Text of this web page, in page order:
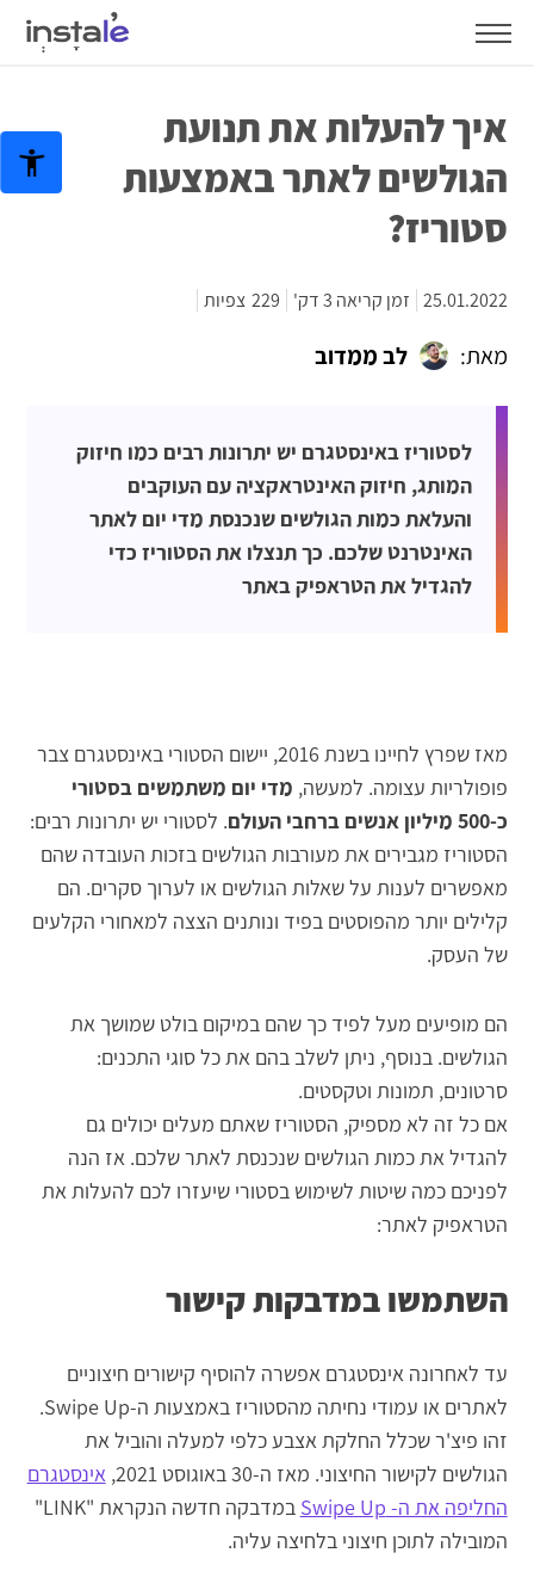
איך להעלות את תנועת
הגולשים לאתר באמצעות
סטוריז?
25.01.2022 זמן קריאה 3 דק' 229 צפיות
מאת: לב ממדוב
לסטוריז באינסטגרם יש יתרונות רבים כמו חיזוק
המותג, חיזוק האינטראקציה עם העוקבים
והעלאת כמות הגולשים שנכנסת מדי יום לאתר
האינטרנט שלכם. כך תנצלו את הסטוריז כדי
להגדיל את הטראפיק באתר
מאז שפרץ לחיינו בשנת 2016, יישום הסטורי באינסטגרם צבר
פופולריות עצומה. למעשה, מדי יום משתמשים בסטורי
כ-500 מיליון אנשים ברחבי העולם
. לסטורי יש יתרונות רבים:
הסטוריז מגבירים את מעורבות הגולשים בזכות העובדה שהם
מאפשרים לענות על שאלות הגולשים או לערוך סקרים. הם
קלילים יותר מהפוסטים בפיד ונותנים הצצה למאחורי הקלעים
של העסק.
הם מופיעים מעל לפיד כך שהם במיקום בולט שמושך את
הגולשים. בנוסף, ניתן לשלב בהם את כל סוגי התכנים:
סרטונים, תמונות וטקסטים.
אם כל זה לא מספיק, הסטוריז שאתם מעלים יכולים גם
להגדיל את כמות הגולשים שנכנסת לאתר שלכם. אז הנה
לפניכם כמה שיטות לשימוש בסטורי שיעזרו לכם להעלות את
הטראפיק לאתר:
השתמשו במדבקות קישור
עד לאחרונה אינסטגרם אפשרה להוסיף קישורים חיצוניים
לאתרים או עמודי נחיתה מהסטוריז באמצעות ה-Swipe Up.
זהו פיצ'ר שכלל החלקת אצבע כלפי למעלה והוביל את
הגולשים לקישור החיצוני. מאז ה-30 באוגוסט 2021,
אינסטגרם
החליפה את ה- Swipe Up
במדבקה חדשה הנקראת "LINK"
המובילה לתוכן חיצוני בלחיצה עליה.